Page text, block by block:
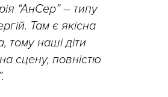
“АнСер” – типу
Там є якісна
тому наші діти
сцену, повністю